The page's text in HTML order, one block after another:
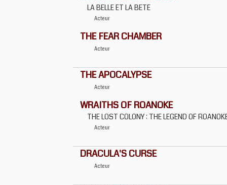
LA BELLE ET LA BETE
Acteur
THE FEAR CHAMBER
Acteur
THE APOCALYPSE
Acteur
WRAITHS OF ROANOKE
THE LOST COLONY : THE LEGEND OF
Acteur
DRACULA'S CURSE
Acteur